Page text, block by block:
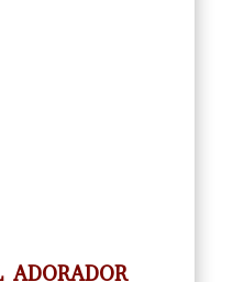
ADORADOR